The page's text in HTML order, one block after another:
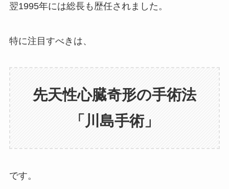
翌1995年には総長も歴任されました。
特に注目すべきは、
先天性心臓奇形の手術法
「川島手術」
です。